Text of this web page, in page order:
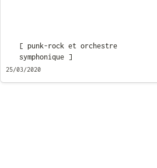
[ punk-rock et orchestre
symphonique ]
25/03/2020